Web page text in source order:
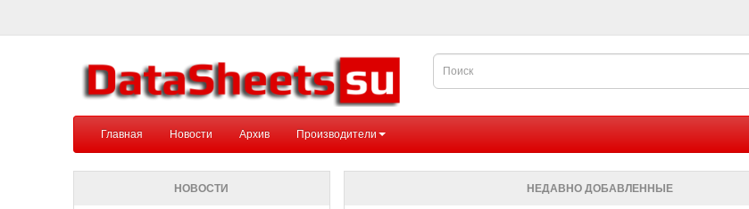
Главная Новости Архив Производители
НОВОСТИ НЕДАВНО ДОБАВЛЕННЫЕ